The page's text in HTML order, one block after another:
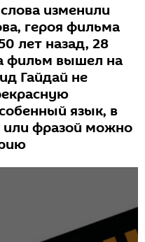
изменили
героя фильма
лет назад, 28
фильм вышел на
Гайдай не
язык, в
фразой можно